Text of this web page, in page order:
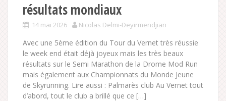
résultats mondiaux
14 mai 2026 Nicolas Delmi-Deyirmendjian
Avec une 5ème édition du Tour du Vernet très réussie
le week end était déjà joyeux mais les très beaux
résultats sur le Semi Marathon de la Drome Mod Run
mais également aux Championnats du Monde Jeune
de Skyrunning. Lire aussi : Palmarès club Au Vernet tout
d’abord, tout le club a brillé que ce […]